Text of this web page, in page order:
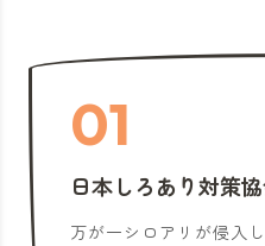
01
日本しろあり対策
万が一シロアリが侵入